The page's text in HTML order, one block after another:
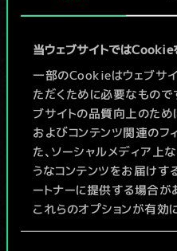
当ウェブサイトではCookie
一部のCookieはウェブサ
ただくために必要なもので
ブサイトの品質向上のため
およびコンテンツ関連のフ
た、ソーシャルメディア
うなコンテンツをお届け
ートナーに提供する場合が
これらのオプションが有効
りま
続々
デッキ名入力
デッ